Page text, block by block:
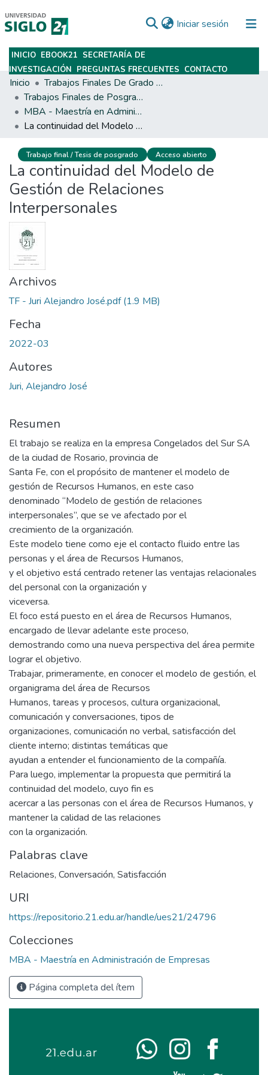
Iniciar sesión (current)
Subir
INICIO EBOOK21 SECRETARÍA DE
INVESTIGACIÓN PREGUNTAS FRECUENTES CONTACTO
Inicio
Trabajos Finales De Grado Y Posgrado
Trabajos Finales de Posgrados y Maestrías
MBA - Maestría en Administración de Empresas
La continuidad del Modelo de Gestión de Relaciones Interpersonales
Trabajo final / Tesis de posgrado Acceso abierto
La continuidad del Modelo de
Gestión de Relaciones
Interpersonales
Archivos
TF - Juri Alejandro José.pdf(1.9 MB)
Fecha
2022-03
Autores
Juri, Alejandro José
Resumen
El trabajo se realiza en la empresa Congelados del Sur SA
de la ciudad de Rosario, provincia de
Santa Fe, con el propósito de mantener el modelo de
gestión de Recursos Humanos, en este caso
denominado “Modelo de gestión de relaciones
interpersonales”, que se ve afectado por el
crecimiento de la organización.
Este modelo tiene como eje el contacto fluido entre las
personas y el área de Recursos Humanos,
y el objetivo está centrado retener las ventajas relacionales
del personal con la organización y
viceversa.
El foco está puesto en el área de Recursos Humanos,
encargado de llevar adelante este proceso,
demostrando como una nueva perspectiva del área permite
lograr el objetivo.
Trabajar, primeramente, en conocer el modelo de gestión, el
organigrama del área de Recursos
Humanos, tareas y procesos, cultura organizacional,
comunicación y conversaciones, tipos de
organizaciones, comunicación no verbal, satisfacción del
cliente interno; distintas temáticas que
ayudan a entender el funcionamiento de la compañía.
Para luego, implementar la propuesta que permitirá la
continuidad del modelo, cuyo fin es
acercar a las personas con el área de Recursos Humanos, y
mantener la calidad de las relaciones
con la organización.
Palabras clave
Relaciones, Conversación, Satisfacción
URI
https://repositorio.21.edu.ar/handle/ues21/24796
Colecciones
MBA - Maestría en Administración de Empresas
Página completa del ítem